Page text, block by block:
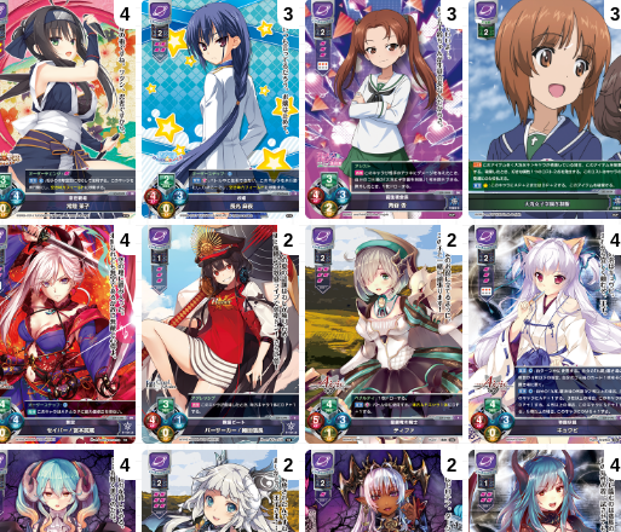
4 3 3 3
4 2 2 4
4 2 2 4